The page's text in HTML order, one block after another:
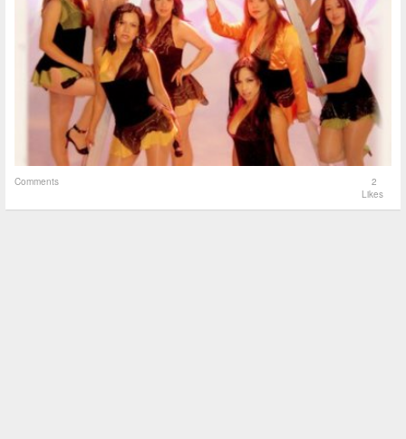
Comments
2
Likes